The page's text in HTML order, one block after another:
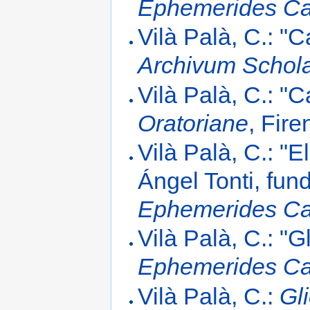
Ephemerides
Vilà Palà, C.:
Archivum
Vilà Palà, C.:
Oratoriane,
Vilà Palà, C.:
Ángel Tonti,
Ephemerides
Vilà Palà, C.:
Ephemerides
Vilà Palà, C.: